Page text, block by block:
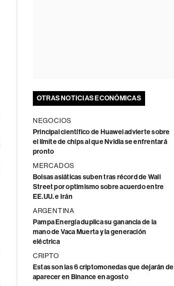
OTRAS NOTICIAS ECONÓMICAS
NEGOCIOS
Principal científico de Huawei advierte sobre
el límite de chips al que Nvidia se enfrentará
pronto
MERCADOS
Bolsas asiáticas suben tras récord de Wall
Street por optimismo sobre acuerdo entre
EE.UU. e Irán
ARGENTINA
Pampa Energía duplica su ganancia de la
mano de Vaca Muerta y la generación
eléctrica
CRIPTO
Estas son las 6 criptomonedas que dejarán de
aparecer en Binance en agosto